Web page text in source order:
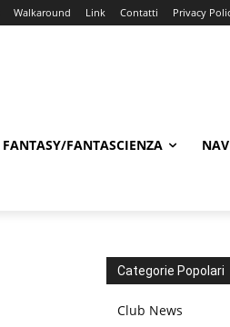
Walkaround Link Contatti Privacy
FANTASY/FANTASCIENZA
Categorie Popolari
Club News